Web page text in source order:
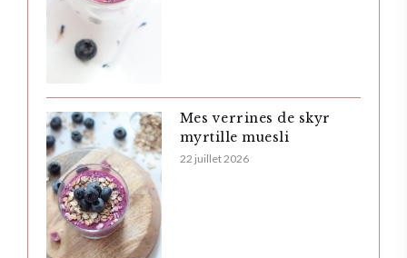
Mes verrines de skyr
myrtille muesli
22 juillet 2026